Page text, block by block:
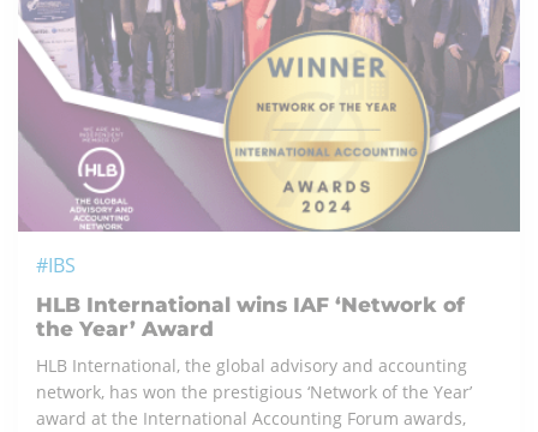
#IBS
HLB International wins IAF ‘Network of
the Year’ Award
HLB International, the global advisory and accounting
network, has won the prestigious ‘Network of the Year’
award at the International Accounting Forum awards,